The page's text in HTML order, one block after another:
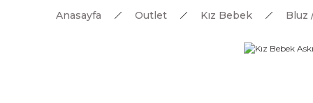
Anasayfa Outlet Kız Bebek Bluz